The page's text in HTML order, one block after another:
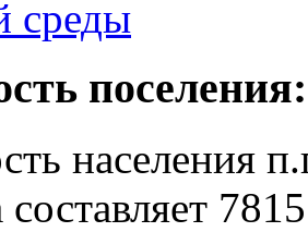
поселения:
населения